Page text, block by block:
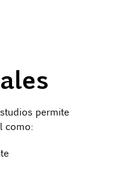
permite
como: